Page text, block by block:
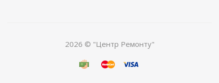
2026 © "Центр Ремонту"